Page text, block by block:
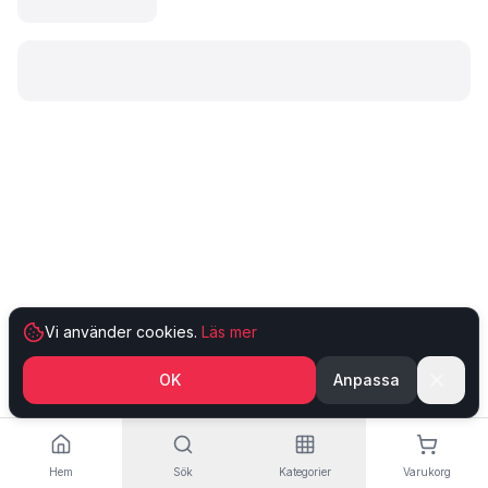
Hem Sök Kategorier Varukorg
Vi använder cookies. Läs mer
OK Anpassa